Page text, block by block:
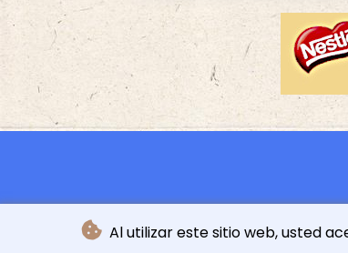
Al utilizar este sitio web, usted